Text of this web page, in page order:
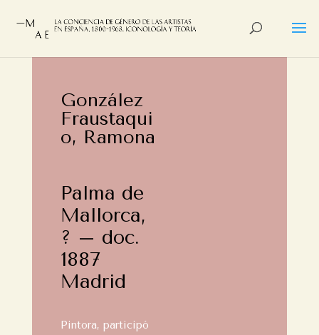
González
Fraustaqui
o, Ramona
Palma de
Mallorca,
? – doc.
1887
Madrid
Pintora, participó